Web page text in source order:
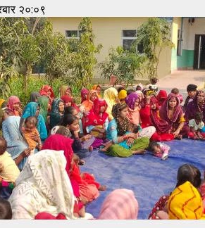
२०:०९